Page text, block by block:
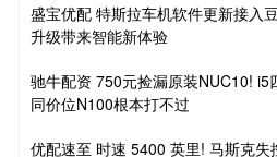
盛宝优配 特斯拉车机软件更新接入
升级带来智能新体验
驰牛配资 750元捡漏原装NUC10! i5
同价位N100根本打不过
优配速至 时速 5400 英里! 马斯克失